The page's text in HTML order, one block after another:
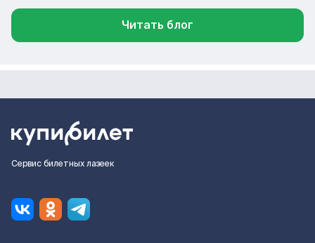
Читать блог
Сервис билетных лазеек